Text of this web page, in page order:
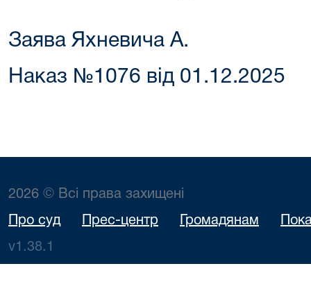
Заява Яхневича А.
Наказ №1076 від 01.12.2025
2026 © Всі права захищені
Про суд Прес-центр Громадянам
v1.38.1